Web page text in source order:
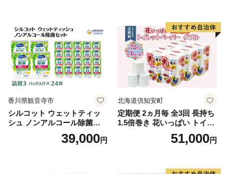
泡石鹸 石鹸 兵庫 兵庫県 小野
香川県観音寺市
シルコット ウェットティッ
シュ ノンアルコール除菌詰
替（43枚×3P）×24袋 日用品
おもちゃ 拭き取り 手拭き 外
39,000円
北海道倶知安町
定期便 2ヵ月毎 全3回 長持ち
1.5倍巻き 花いっぱい トイレ
ットペーパー ダブル 45ｍ 計
72ロール 全18種 花柄 プリン
ー 消耗品 備蓄 送料無料 北海
51,000円